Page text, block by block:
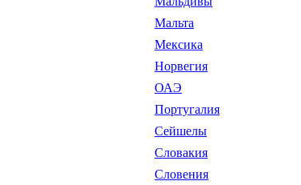
Мальта
Мексика
Норвегия
ОАЭ
Португалия
Сейшелы
Словакия
Словения